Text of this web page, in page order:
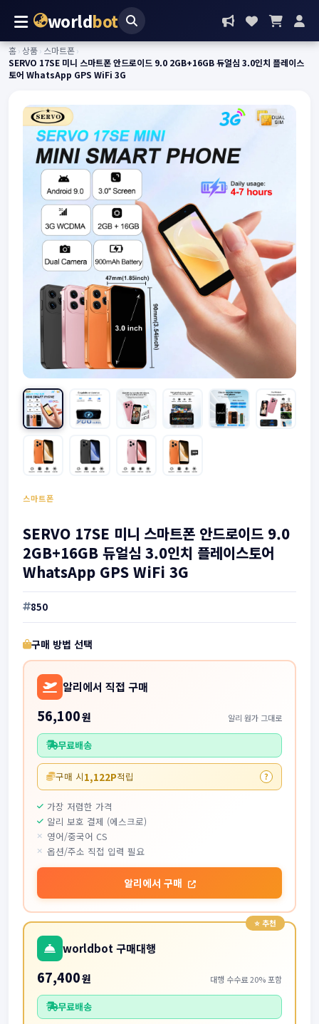
worldbot
홈›상품› 스마트폰›
SERVO 17SE 미니 스마트폰 안드로이드 9.0 2GB+16GB 듀얼심 3.0인치 플레이스
토어 WhatsApp GPS WiFi 3G
스마트폰
SERVO 17SE 미니 스마트폰 안드로이드 9.0
2GB+16GB 듀얼심 3.0인치 플레이스토어
WhatsApp GPS WiFi 3G
850
구매 방법 선택
알리에서 직접 구매
56,100원 알리 원가 그대로
무료배송
구매 시1,122P적립 ?
가장 저렴한 가격
알리 보호 결제 (에스크로)
영어/중국어 CS
옵션/주소 직접 입력 필요
알리에서 구매
worldbot 구매대행
67,400원 대행 수수료 20% 포함
무료배송